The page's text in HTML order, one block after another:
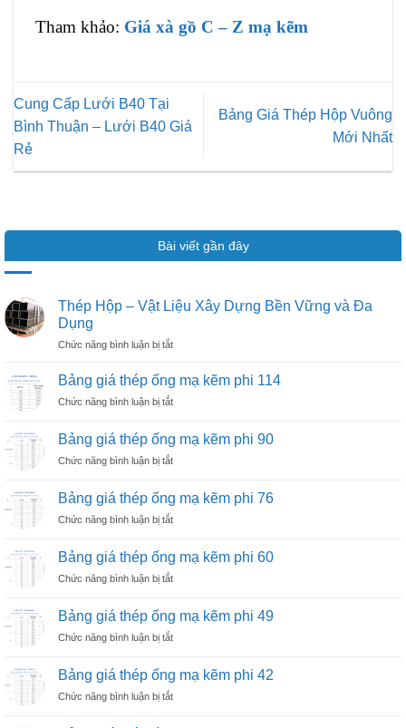
Tham khảo: Giá xà gồ C – Z mạ kẽm
Cung Cấp Lưới B40 Tại
Bình Thuận – Lưới B40 Giá
Rẻ
Bảng Giá Thép Hộp Vuông
Mới Nhất
Bài viết gần đây
Thép Hộp – Vật Liệu Xây Dựng Bền Vững và Đa
Dụng
Chức năng bình luận bị tắtở
–
Vật
Xây
Bền
và
Bảng giá thép ống mạ kẽm phi 114
Chức năng bình luận bị tắtở
thép
ống
kẽm
phi
114
Bảng giá thép ống mạ kẽm phi 90
Chức năng bình luận bị tắtở
thép
ống
kẽm
phi
90
Bảng giá thép ống mạ kẽm phi 76
Chức năng bình luận bị tắtở
thép
ống
kẽm
phi
76
Bảng giá thép ống mạ kẽm phi 60
Chức năng bình luận bị tắtở
thép
ống
kẽm
phi
60
Bảng giá thép ống mạ kẽm phi 49
Chức năng bình luận bị tắtở
thép
ống
Bảng giá thép ống mạ kẽm phi 42
Chức năng bình luận bị tắtở